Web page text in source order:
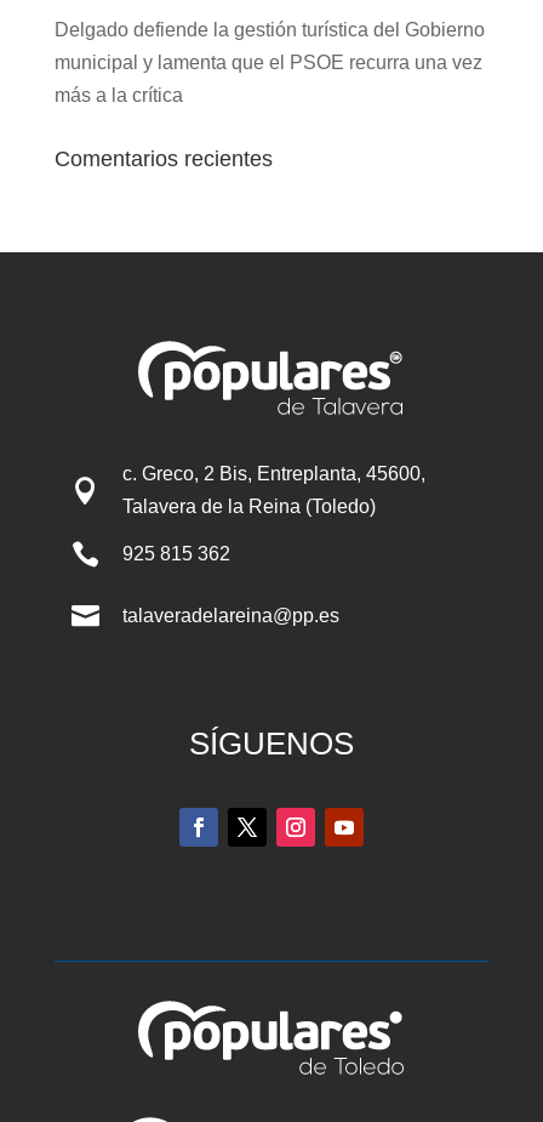
Delgado defiende la gestión turística del Gobierno
municipal y lamenta que el PSOE recurra una vez
más a la crítica
Comentarios recientes

c. Greco, 2 Bis, Entreplanta, 45600,
Talavera de la Reina (Toledo)
 925 815 362
 talaveradelareina@pp.es
SÍGUENOS